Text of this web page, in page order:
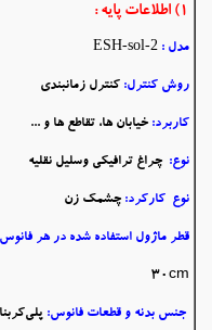
1) اطلاعات پایه :
مدل : ESH-sol-2
روش کنترل: کنترل زمانبندی
کاربرد: خیابان ها، تقاطع ها و ...
نوع: چراغ ترافیکی وسلیل نقلیه
نوع کارکرد:چشمک زن
قطر ماژول استفاده شده در هر
30cm
جنس بدنه و قطعات فانوس: